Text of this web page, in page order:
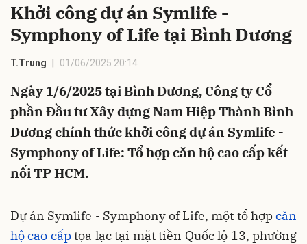
Khởi công dự án Symlife -
Symphony of Life tại Bình Dương
T.Trung 01/06/2025 20:14
Ngày 1/6/2025 tại Bình Dương, Công ty Cổ
phần Đầu tư Xây dựng Nam Hiệp Thành Bình
Dương chính thức khởi công dự án Symlife -
Symphony of Life: Tổ hợp căn hộ cao cấp kết
nối TP HCM.
Dự án Symlife - Symphony of Life, một tổ hợpcăn
hộ cao cấptọa lạc tại mặt tiền Quốc lộ 13, phường
Hủy